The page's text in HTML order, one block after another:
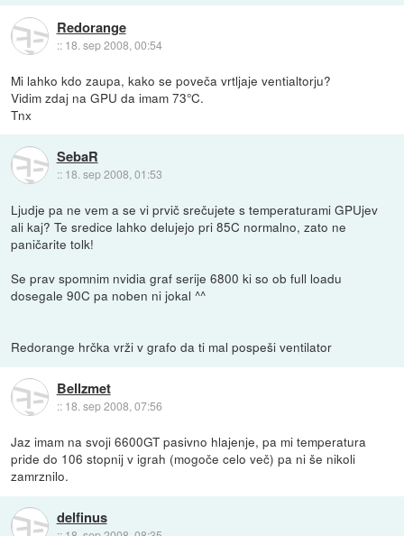
Redorange
:: 18. sep 2008, 00:54
Mi lahko kdo zaupa, kako se poveča vrtljaje ventialtorju?
Vidim zdaj na GPU da imam 73°C.
Tnx
SebaR
:: 18. sep 2008, 01:53
Ljudje pa ne vem a se vi prvič srečujete s temperaturami GPUjev
ali kaj? Te sredice lahko delujejo pri 85C normalno, zato ne
paničarite tolk!
Se prav spomnim nvidia graf serije 6800 ki so ob full loadu
dosegale 90C pa noben ni jokal ^^
Redorange hrčka vrži v grafo da ti mal pospeši ventilator
Bellzmet
:: 18. sep 2008, 07:56
Jaz imam na svoji 6600GT pasivno hlajenje, pa mi temperatura
pride do 106 stopnij v igrah (mogoče celo več) pa ni še nikoli
zamrznilo.
delfinus